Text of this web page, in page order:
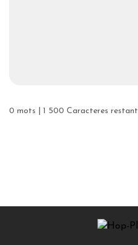
0 mots | 1 500 Caracteres restant